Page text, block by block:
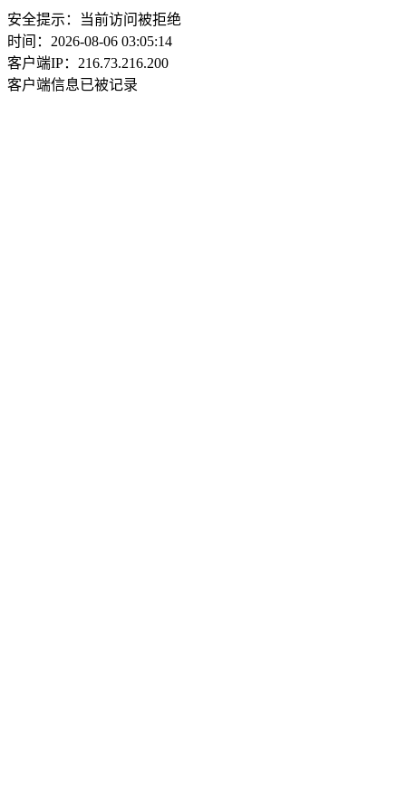
安全提示：当前访问被拒绝
时间：2026-08-06 03:05:14
客户端IP：216.73.216.200
客户端信息已被记录